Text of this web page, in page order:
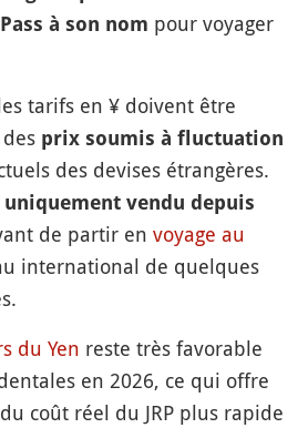
à son nom pour voyager
tarifs en ¥ doivent être
prix soumis à fluctuation
des devises étrangères.
uniquement vendu depuis
de partir en voyage au
international de quelques
du Yen reste très favorable
en 2026, ce qui offre
coût réel du JRP plus rapide